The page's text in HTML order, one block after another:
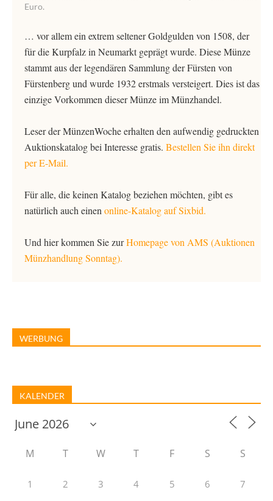
Euro.
… vor allem ein extrem seltener Goldgulden von 1508, der
für die Kurpfalz in Neumarkt geprägt wurde. Diese Münze
stammt aus der legendären Sammlung der Fürsten von
Fürstenberg und wurde 1932 erstmals versteigert. Dies ist das
einzige Vorkommen dieser Münze im Münzhandel.
Leser der MünzenWoche erhalten den aufwendig gedruckten
Auktionskatalog bei Interesse gratis. Bestellen Sie ihn direkt
per E-Mail.
Für alle, die keinen Katalog beziehen möchten, gibt es
natürlich auch einen online-Katalog auf Sixbid.
Und hier kommen Sie zurHomepage von AMS (Auktionen
Münzhandlung Sonntag).
WERBUNG
KALENDER
M T W T F S S
1 2 3 4 5 6 7